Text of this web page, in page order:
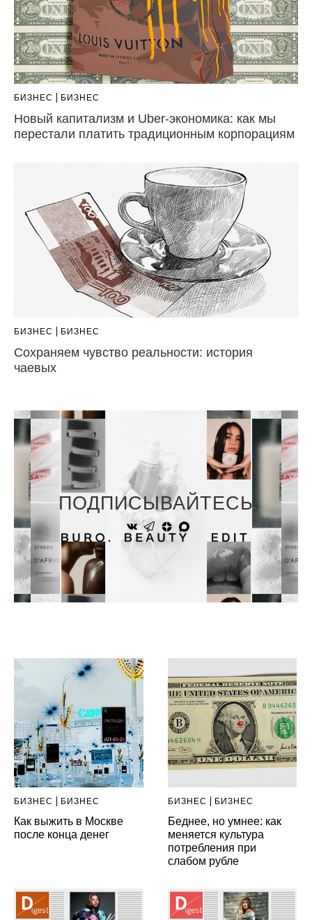
БИЗНЕС БИЗНЕС
Новый капитализм и Uber-экономика: как мы
перестали платить традиционным корпорациям
БИЗНЕС БИЗНЕС
Сохраняем чувство реальности: история
чаевых
ПОДПИСЫВАЙТЕСЬ
БИЗНЕС БИЗНЕС
Как выжить в Москве
после конца денег
БИЗНЕС БИЗНЕС
Беднее, но умнее: как
меняется культура
потребления при
слабом рубле